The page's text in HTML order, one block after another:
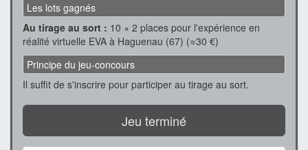
Les lots gagnés
Au tirage au sort : 10 × 2 places pour l'expérience en
réalité virtuelle EVA à Haguenau (67) (≈30 €)
Principe du jeu-concours
Il suffit de s'inscrire pour participer au tirage au sort.
Jeu terminé